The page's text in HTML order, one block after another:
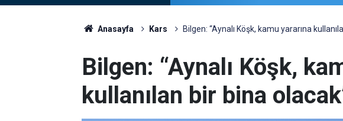
Anasayfa Kars Bilgen: “Aynalı Köşk, kamu yararına
Bilgen: “Aynalı Köşk,
kullanılan bir bina